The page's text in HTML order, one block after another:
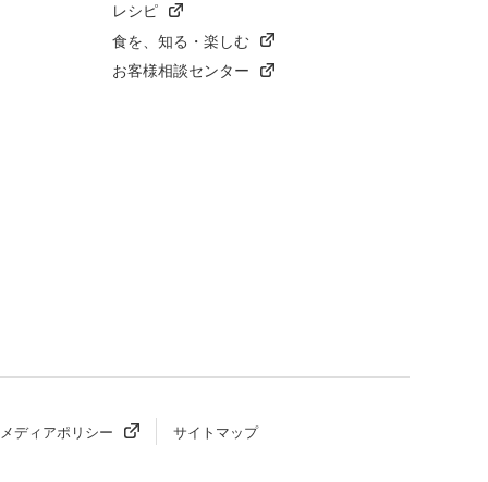
レシピ
食を、知る・楽しむ
お客様相談センター
ディアポリシー サイトマップ